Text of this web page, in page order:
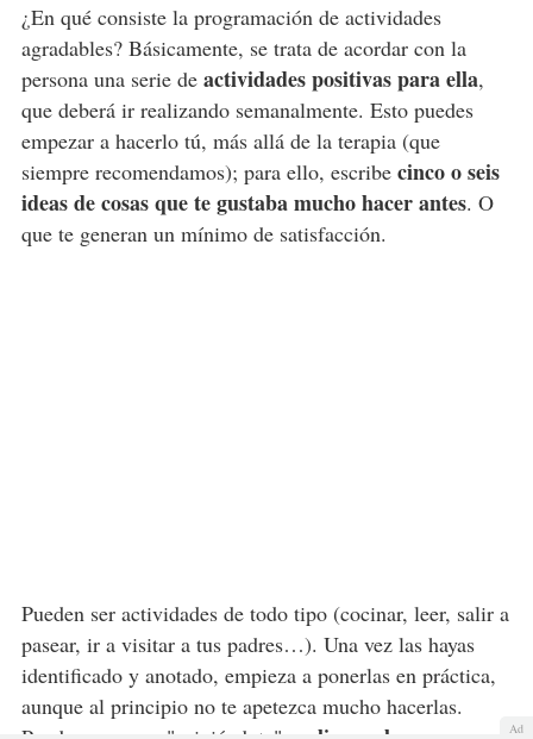
¿En qué consiste la programación de actividades
agradables? Básicamente, se trata de acordar con la
persona una serie de actividades positivas para ella,
que deberá ir realizando semanalmente. Esto puedes
empezar a hacerlo tú, más allá de la terapia (que
siempre recomendamos); para ello, escribe cinco o seis
ideas de cosas que te gustaba mucho hacer antes. O
que te generan un mínimo de satisfacción.
Pueden ser actividades de todo tipo (cocinar, leer, salir a
pasear, ir a visitar a tus padres…). Una vez las hayas
identificado y anotado, empieza a ponerlas en práctica,
aunque al principio no te apetezca mucho hacerlas.
Ad